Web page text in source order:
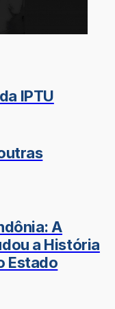
IPTU
A
a História
Estado